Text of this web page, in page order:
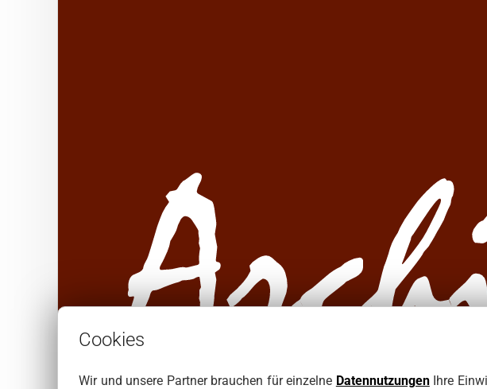
Cookies
Wir und unsere Partner brauchen für einzelne DatennutzungenIhre